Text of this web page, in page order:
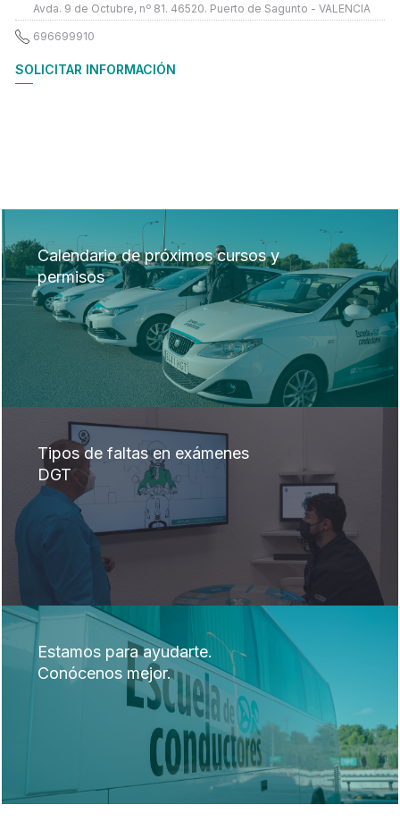
Avda. 9 de Octubre, nº 81. 46520. Puerto de Sagunto - VALENCIA
696699910
SOLICITAR INFORMACIÓN
Calendario de próximos cursos y
permisos
Tipos de faltas en exámenes
DGT
Estamos para ayudarte.
Conócenos mejor.